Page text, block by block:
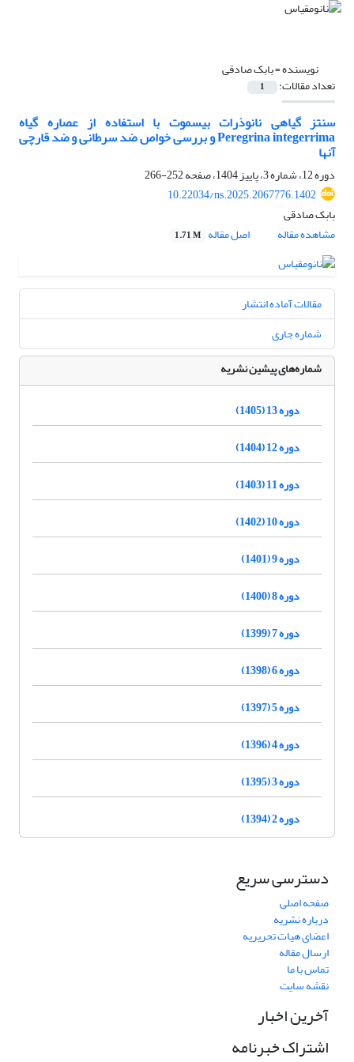
نویسنده =بابک صادقی
تعداد مقالات: 1
سنتز گیاهی نانوذرات بیسموت با استفاده از عصاره گیاه
Peregrina integerrima و بررسی خواص ضد سرطانی و ضد قارچی
آنها
دوره 12، شماره 3، پاییز 1404، صفحه
252-266
10.22034/ns.2025.2067776.1402
بابک صادقی
مشاهده مقاله
اصل مقاله 1.71 M
مقالات آماده انتشار
شماره جاری
شماره‌های پیشین نشریه
دوره 13 (1405)
دوره 12 (1404)
دوره 11 (1403)
دوره 10 (1402)
دوره 9 (1401)
دوره 8 (1400)
دوره 7 (1399)
دوره 6 (1398)
دوره 5 (1397)
دوره 4 (1396)
دوره 3 (1395)
دوره 2 (1394)
دسترسی سریع
صفحه اصلی
درباره نشریه
اعضای هیات تحریریه
ارسال مقاله
تماس با ما
نقشه سایت
آخرین اخبار
اشتراک خبرنامه